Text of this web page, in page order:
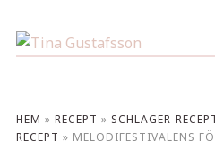
HEM » RECEPT » SCHLAGER-
RECEPT » MELODIFESTIVALENS